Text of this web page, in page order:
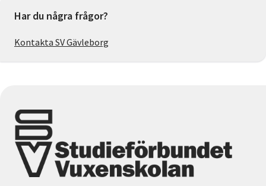
Har du några frågor?
Kontakta SV Gävleborg